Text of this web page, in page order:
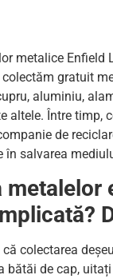
metalice Enfield
gratuit
aluminiu,
altele. Între timp,
de
în salvarea
metalelor
colectarea
bătăi de cap,